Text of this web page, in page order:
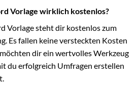
Vorlage wirklich kostenlos?
Vorlage steht dir kostenlos zum
Es fallen keine versteckten Kosten
dir ein wertvolles Werkzeug
du erfolgreich Umfragen erstellen